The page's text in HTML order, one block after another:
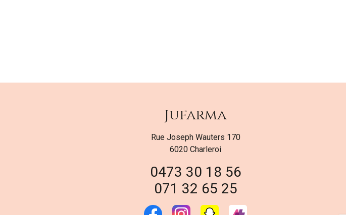
Jufarma
Rue Joseph Wauters 170
6020 Charleroi
0473 30 18 56
071 32 65 25